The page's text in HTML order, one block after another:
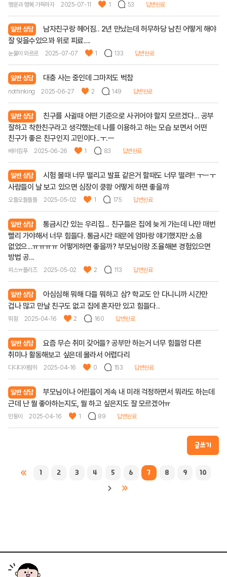
행운과 행복 가득하자 2025-07-11 1 53 답변완료
일반 상담
남자친구랑 헤어짐.. 2년 만났는데 허무하당 남친 어떻게 해야
잘 잊을수있으꽈 위로 피료....
눈물이 와르르 2025-07-07 1 133 답변완료
일반 상담 대충 사는 중인데 그마저도 벅참
nothinking 2025-06-27 2 149 답변완료
일반 상담
친구를 사귈때 어떤 기준으로 사귀어야 할지 모르겠다... 공부
잘하고 착한친구라고 생각했는데 나를 이용하고 하는 모습 보면서 어떤
친구가 좋은 친구인지 고민이다..ㅜ.ㅡ
베이킹푸 2025-06-26 1 83 답변완료
일반 상담
시험 볼때 너무 떨리고 발표 같은거 할때도 너무 떨려!! ㅜㅡㅜ
사람들이 날 보고 있으면 심장이 쿵쾅 어떻게 하면 좋을꺄
오들오들들들 2025-05-02 1 175 답변완료
일반 상담
통금시간 있는 우리집... 친구들은 집에 늦게 가는데 나만 매번
빨리 가야해서 너무 힘들다. 통금시간 때문에 엄마랑 얘기했지만 소용
없었으...ㅠㅠㅠㅠ 어떻게하면 좋을까? 부모님이랑 조율해본 경험있으면
방법 공...
피스ㅠ플리즈 2025-05-02 2 113 답변완료
일반 상담
아심심해 뭐해 다들 뭐하고 삼? 학교도 안 다니니까 시간만
겁나 많고 만날 친구도 없고 집에 혼자만 있고 힘들다..
뭐함 2025-04-16 2 160 답변완료
일반 상담
요즘 무슨 취미 갖어들? 공부만 하는거 너무 힘들엉 다른
취미나 활동해보고 싶은데 몰라서 어렵다리
다다다아람쥐 2025-04-16 0 153 답변완료
일반 상담
부모님이나 어린들이 계속 내 미래 걱정하면서 뭐라도 하는데
근데 난 뭘 좋아하는지도, 뭘 하고 싶은지도 잘 모르겠어ㅠ
민둥이 2025-04-16 1 89 답변완료
글쓰기
1 2 3 4 5 6 7 8 9 10